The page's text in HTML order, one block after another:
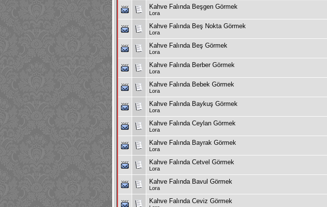
Kahve Falında Beşgen Görmek
Lora
Kahve Falında Beş Nokta Görmek
Lora
Kahve Falında Beş Görmek
Lora
Kahve Falında Berber Görmek
Lora
Kahve Falında Bebek Görmek
Lora
Kahve Falında Baykuş Görmek
Lora
Kahve Falında Ceylan Görmek
Lora
Kahve Falında Bayrak Görmek
Lora
Kahve Falında Cetvel Görmek
Lora
Kahve Falında Bavul Görmek
Lora
Kahve Falında Ceviz Görmek